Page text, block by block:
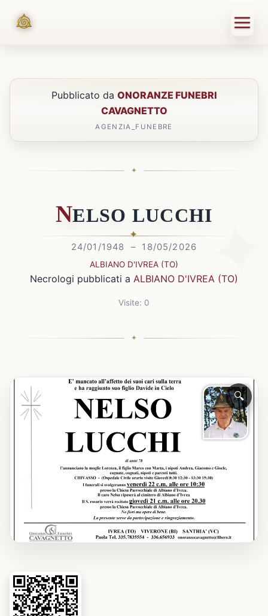
Pubblicato da ONORANZE FUNEBRI
CAVAGNETTO
AGENZIA_FUNEBRE
NELSO LUCCHI
24/01/1948 – 18/05/2026
ALBIANO D'IVREA (TO)
Necrologi pubblicati a ALBIANO D'IVREA (TO)
Visite: 0
🔍